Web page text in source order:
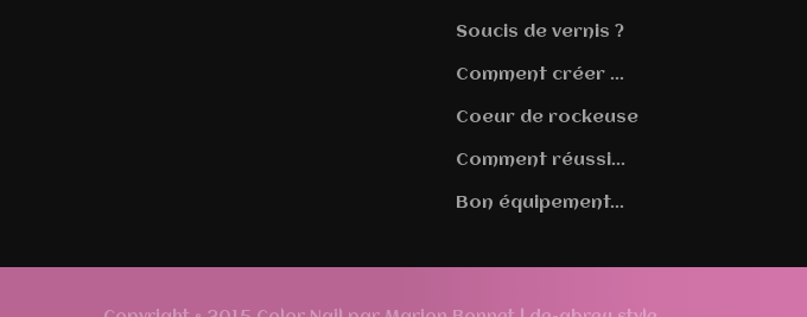
Soucis de vernis ?
Comment créer ...
Coeur de rockeuse
Comment réussi...
Bon équipement...